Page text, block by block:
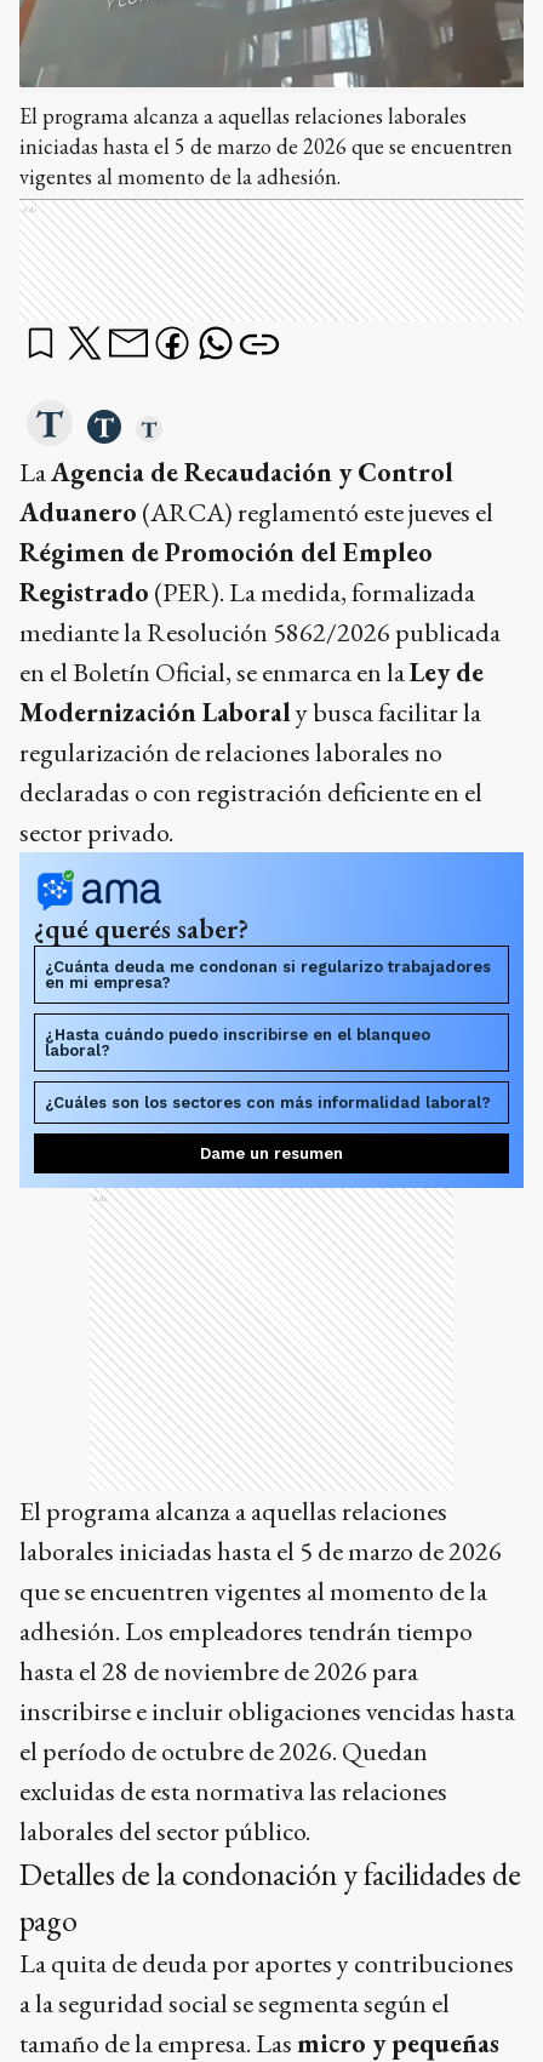
El programa alcanza a aquellas relaciones laborales
iniciadas hasta el 5 de marzo de 2026 que se encuentren
vigentes al momento de la adhesión.
Ads
LaAgencia de Recaudación y Control
Aduanero (ARCA) reglamentó este jueves el
Régimen de Promoción del Empleo
Registrado (PER). La medida, formalizada
mediante la Resolución 5862/2026 publicada
en el Boletín Oficial, se enmarca en laLey de
Modernización Laboraly busca facilitar la
regularización de relaciones laborales no
declaradas o con registración deficiente en el
sector privado.
¿qué querés saber?
¿Cuánta deuda me condonan si regularizo trabajadores
en mi empresa?
¿Hasta cuándo puedo inscribirse en el blanqueo
laboral?
¿Cuáles son los sectores con más informalidad laboral?
Dame un resumen
Ads
El programa alcanza a aquellas relaciones
laborales iniciadas hasta el 5 de marzo de 2026
que se encuentren vigentes al momento de la
adhesión. Los empleadores tendrán tiempo
hasta el 28 de noviembre de 2026 para
inscribirse e incluir obligaciones vencidas hasta
el período de octubre de 2026. Quedan
excluidas de esta normativa las relaciones
laborales del sector público.
Detalles de la condonación y facilidades de
pago
La quita de deuda por aportes y contribuciones
a la seguridad social se segmenta según el
tamaño de la empresa. Lasmicro y pequeñas